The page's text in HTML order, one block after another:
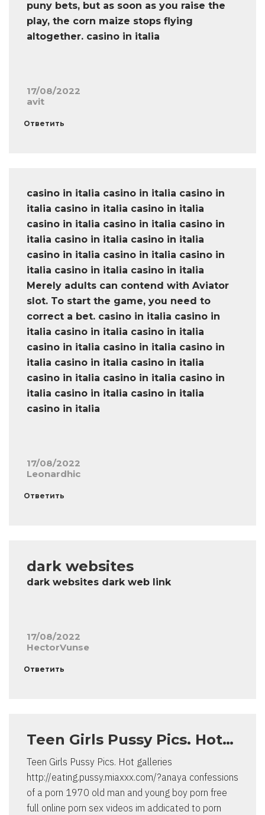
puny bets, but as soon as you raise the
play, the corn maize stops flying
altogether. casino in italia
17/08/2022
avit
Ответить
casino in italia casino in italia casino in
italia casino in italia casino in italia
casino in italia casino in italia casino in
italia casino in italia casino in italia
casino in italia casino in italia casino in
italia casino in italia casino in italia
Merely adults can contend with Aviator
slot. To start the game, you need to
correct a bet. casino in italia casino in
italia casino in italia casino in italia
casino in italia casino in italia casino in
italia casino in italia casino in italia
casino in italia casino in italia casino in
italia casino in italia casino in italia
casino in italia
17/08/2022
Leonardhic
Ответить
dark websites
dark websites dark web link
17/08/2022
HectorVunse
Ответить
Teen Girls Pussy Pics. Hot…
Teen Girls Pussy Pics. Hot galleries
http://eating.pussy.miaxxx.com/?anaya confessions
of a porn 1970 old man and young boy porn free
full online porn sex videos im addicated to porn